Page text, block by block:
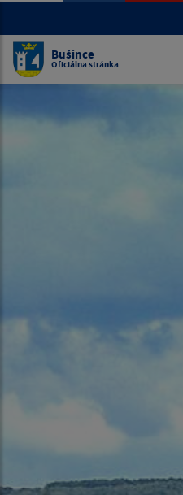
Bušince
Oficiálna stránka